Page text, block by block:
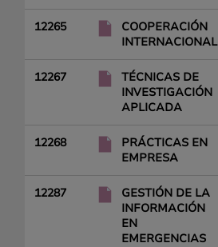
12265
COOPERACIÓN
INTERNACIONAL
12267
TÉCNICAS DE
INVESTIGACIÓN
APLICADA
12268
PRÁCTICAS EN
EMPRESA
12287
GESTIÓN DE LA
INFORMACIÓN
EN
EMERGENCIAS